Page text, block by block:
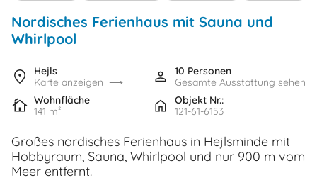
Nordisches Ferienhaus mit Sauna und
Whirlpool
Hejls
Karte anzeigen
10 Personen
Gesamte Ausstattung sehen
Wohnfläche
141 m²
Objekt Nr.:
121-61-6153
Großes nordisches Ferienhaus in Hejlsminde mit
Hobbyraum, Sauna, Whirlpool und nur 900 m vom
Meer entfernt.